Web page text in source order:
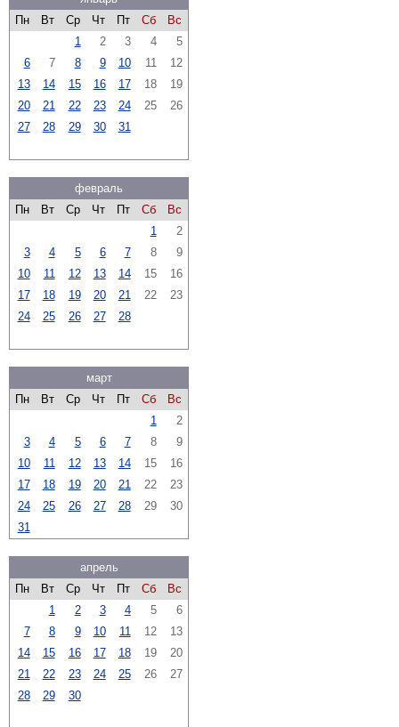
Пн
Вт Ср Чт Пт Сб
Вс
1
2 3 4
5
6
7 8 9 10 11
12
13
14 15 16 17 18
19
20
21 22 23 24 25
26
27
28 29 30 31
февраль
Пн
Вт Ср Чт Пт Сб
Вс
1
2
3
4 5 6 7 8
9
10
11 12 13 14 15
16
17
18 19 20 21 22
23
24
25 26 27 28
март
Пн
Вт Ср Чт Пт Сб
Вс
1
2
3
4 5 6 7 8
9
10
11 12 13 14 15
16
17
18 19 20 21 22
23
24
25 26 27 28 29
30
31
апрель
Пн
Вт Ср Чт Пт Сб
Вс
1
2 3 4 5
6
7
8 9 10 11 12
13
14
15 16 17 18 19
20
21
22 23 24 25 26
27
28
29 30